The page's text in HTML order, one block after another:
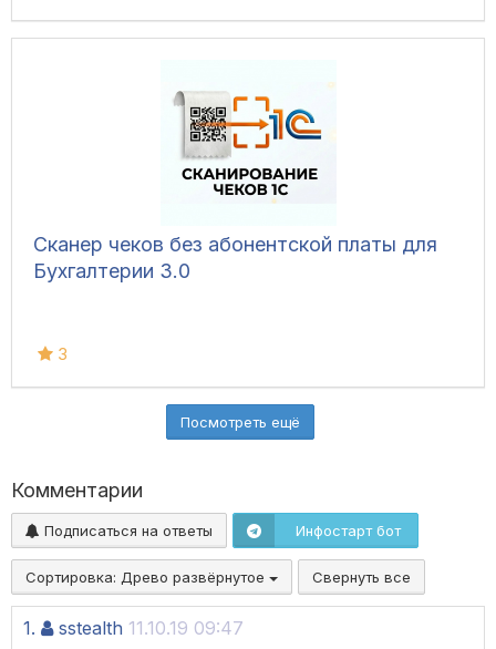
Сканер чеков без абонентской платы для
Бухгалтерии 3.0
3
Посмотреть ещё
Комментарии
Подписаться на ответы Инфостарт бот
Сортировка: Древо развёрнутое Свернуть все
1. sstealth 11.10.19 09:47